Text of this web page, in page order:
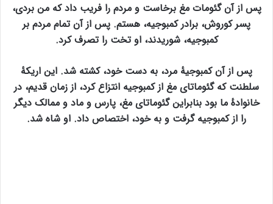
پس از آن گئومات مغ برخاست و مردم را فریب داد که من بردی،
پسر کوروش، برادر کمبوجیه، هستم. پس از آن تمام مردم بر
کمبوجیه، شوریدند، او تخت را تصرف کرد.
پس از آن کمبوجیهٔ مرد، به دست خود، کشته شد. این اریکهٔ
سلطنت که گئوماتای مغ از کمبوجیه انتزاع کرد، از زمان قدیم، در
خانوادهٔ ما بود بنابراین گئوماتای مغ، پارس و ماد و ممالک دیگر
را از کمبوجیه گرفت و به خود، اختصاص داد. او شاه شد.